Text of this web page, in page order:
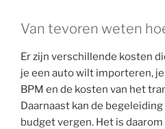
Van tevoren weten
Er zijn verschillende kosten
je een auto wilt importeren,
BPM en de kosten van het
Daarnaast kan de
budget vergen. Het is